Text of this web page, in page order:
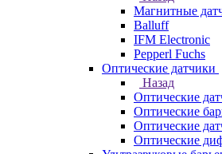
Магнитные
Balluff
IFM Electronic
Pepperl Fuchs
Оптические датчики
Назад
Оптические
Оптические
Оптические
Оптические